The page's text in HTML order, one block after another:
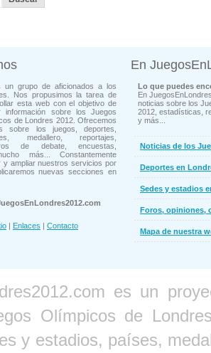
un grupo de aficionados a los
Nos propusimos la tarea de
esta web con el objetivo de
información sobre los Juegos
de Londres 2012. Ofrecemos
sobre los juegos, deportes,
medallero, reportajes,
de debate, encuestas,
más... Constantemente
y ampliar nuestros servicios por
nuevas secciones en
| Enlaces | Contacto
En
Lo que puedes
En
noticias sobre los
2012, estadísticas,
y más...
Noticias de los
Deportes en
Sedes y estadios
Foros, opiniones,
Mapa de nuestra
es un
Olímpicos de
y estadios, países,